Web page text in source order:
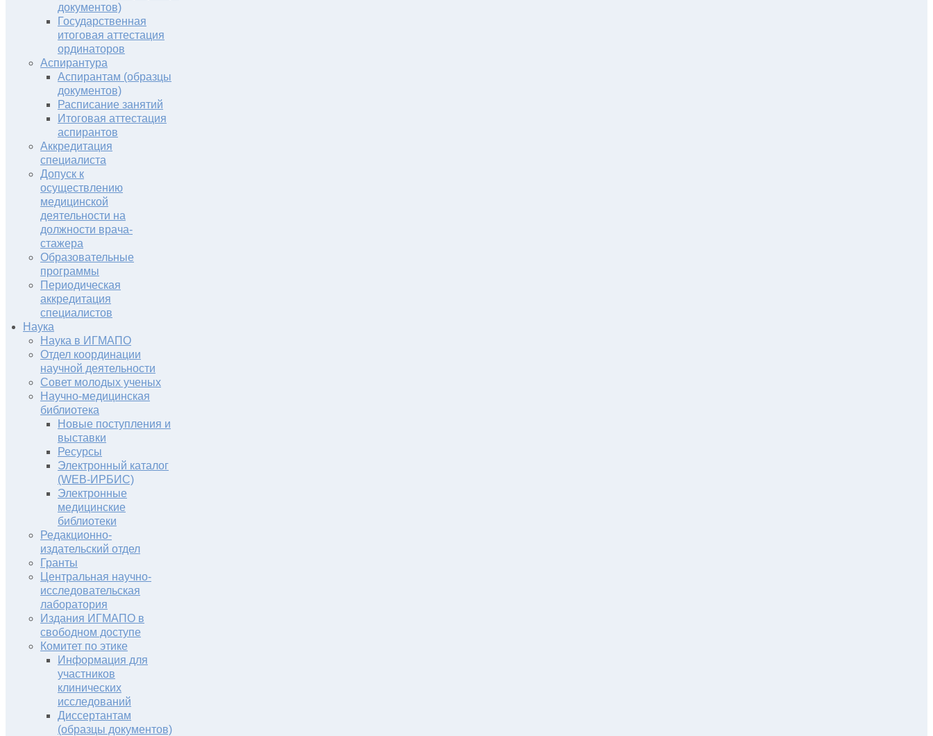
документов)
Государственная
итоговая аттестация
ординаторов
Аспирантура
Аспирантам (образцы
документов)
Расписание занятий
Итоговая аттестация
аспирантов
Аккредитация
специалиста
Допуск к
осуществлению
медицинской
деятельности на
должности врача-
стажера
Образовательные
программы
Периодическая
аккредитация
специалистов
Наука
Наука в ИГМАПО
Отдел координации
научной деятельности
Совет молодых ученых
Научно-медицинская
библиотека
Новые поступления и
выставки
Ресурсы
Электронный каталог
(WEB-ИРБИС)
Электронные
медицинские
библиотеки
Редакционно-
издательский отдел
Гранты
Центральная научно-
исследовательская
лаборатория
Издания ИГМАПО в
свободном доступе
Комитет по этике
Информация для
участников
клинических
исследований
Диссертантам
(образцы документов)